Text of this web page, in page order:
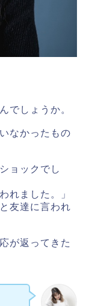
でしょうか。
なかったもの
ョックでし
れました。」
友達に言われ
が返ってきた